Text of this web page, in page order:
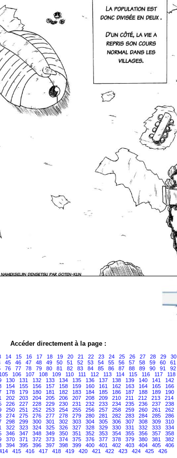
Accéder directement à la page :
14 15 16 17 18 19 20 21 22 23 24 25 26 27 28 29 30
45 46 47 48 49 50 51 52 53 54 55 56 57 58 59 60 61
76 77 78 79 80 81 82 83 84 85 86 87 88 89 90 91 92
105 106 107 108 109 110 111 112 113 114 115 116 117 118
130 131 132 133 134 135 136 137 138 139 140 141 142
154 155 156 157 158 159 160 161 162 163 164 165 166
178 179 180 181 182 183 184 185 186 187 188 189 190
202 203 204 205 206 207 208 209 210 211 212 213 214
226 227 228 229 230 231 232 233 234 235 236 237 238
250 251 252 253 254 255 256 257 258 259 260 261 262
274 275 276 277 278 279 280 281 282 283 284 285 286
298 299 300 301 302 303 304 305 306 307 308 309 310
322 323 324 325 326 327 328 329 330 331 332 333 334
346 347 348 349 350 351 352 353 354 355 356 357 358
370 371 372 373 374 375 376 377 378 379 380 381 382
394 395 396 397 398 399 400 401 402 403 404 405 406
415 416 417 418 419 420 421 422 423 424 425 426